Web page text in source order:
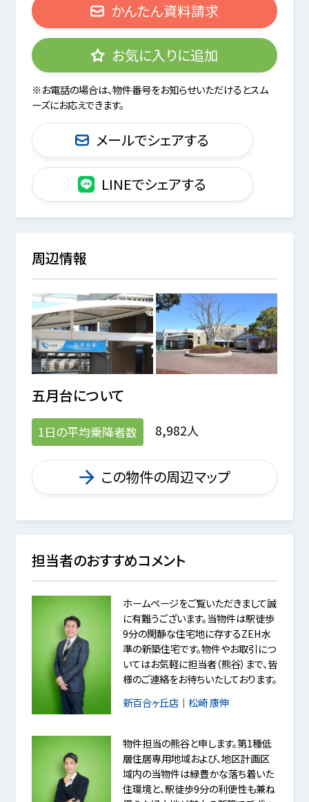
かんたん資料請求
お気に入りに追加
※お電話の場合は、物件番号をお知らせいただけるとスム
ーズにお応えできます。
メールでシェアする
LINEでシェアする
周辺情報
五月台について
1日の平均乗降者数 8,982人
この物件の周辺マップ
担当者のおすすめコメント
ホームページをご覧いただきまして誠
に有難うございます。当物件は駅徒歩
9分の閑静な住宅地に存するZEH水
準の新築住宅です。物件やお取引につ
いてはお気軽に担当者（熊谷）まで、皆
様のご連絡をお待ちいたしております。
新百合ヶ丘店｜ 松崎 康伸
物件担当の熊谷と申します。第1種低
層住居専用地域および、地区計画区
域内の当物件は緑豊かな落ち着いた
住環境と、駅徒歩9分の利便性も兼ね